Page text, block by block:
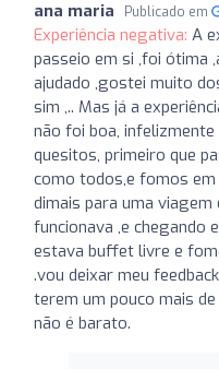
ana maria Publicado em
Experiência negativa: A
passeio em si ,foi ótima
ajudado ,gostei muito
sim ,.. Mas já a
não foi boa,
quesitos, primeiro que
como todos,e fomos
dimais para uma viagem
funcionava ,e chegando
estava buffet livre e
.vou deixar meu
terem um pouco mais
não é barato.